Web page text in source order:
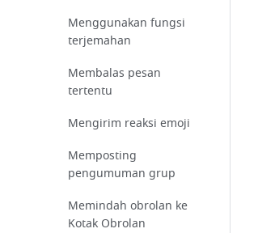
Menggunakan fungsi
terjemahan
Membalas pesan
tertentu
Mengirim reaksi emoji
Memposting
pengumuman grup
Memindah obrolan ke
Kotak Obrolan